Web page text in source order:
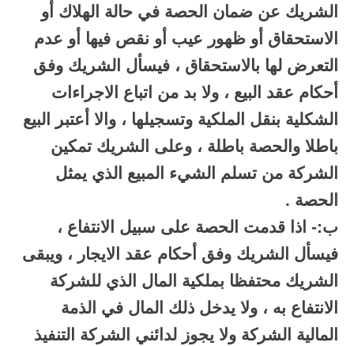
الشريك عن ضمان الحصة في حالة الهلاك أو
الاستحقاق أو ظهور عيب أو نقص فيها أو عدم
التعرض لها بالاستحقاق ، فيسأل الشريك وفق
أحكام عقد البيع ، ولا بد من اتباع الاجراءات
الشكلية بنقل الملكية وتسجيلها ، والا أعتبر البيع
باطلا والحصة باطلة ، وعلى الشريك تمكين
الشركة من تسلم الشيء المبيع الذي يمثل
الحصة .
ب:- اذا قدمت الحصة على سبيل الانتفاع ،
فيسأل الشريك وفق أحكام عقد الايجار ، ويبقى
الشريك محتفظا بملكية المال الذي للشركة
الانتفاع به ، ولا يدخل ذلك المال في الذمة
المالية الشركة ولا يجوز لدائني الشركة التنفيذ